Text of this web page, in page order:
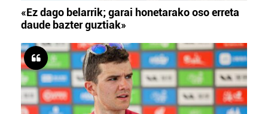
«Ez dago belarrik; garai honetarako oso erreta
daude bazter guztiak»